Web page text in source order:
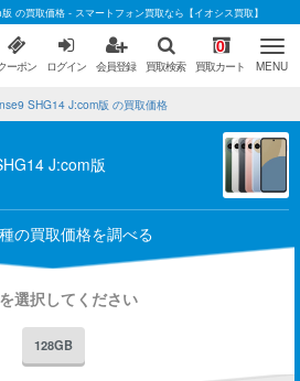
の買取価格 - スマートフォン買取なら【イオシス買取】
ーポン ログイン 会員登録 買取検索
0
買取カート MENU
SHG14 J:com版 の買取価格
J:com版
の買取価格を調べる
選択してください
128GB